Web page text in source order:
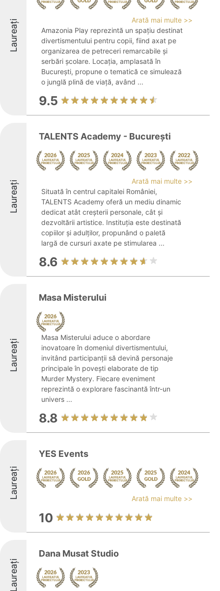
Laureați
Arată mai multe >>
Amazonia Play reprezintă un spațiu destinat
divertismentului pentru copii, fiind axat pe
organizarea de petreceri remarcabile și
serbări școlare. Locația, amplasată în
București, propune o tematică ce simulează
o junglă plină de viață, având ...
9.5
Laureați
TALENTS Academy - București
Arată mai multe >>
Situată în centrul capitalei României,
TALENTS Academy oferă un mediu dinamic
dedicat atât creșterii personale, cât și
dezvoltării artistice. Instituția este destinată
copiilor și adulților, propunând o paletă
largă de cursuri axate pe stimularea ...
8.6
Laureați
Masa Misterului
Masa Misterului aduce o abordare
inovatoare în domeniul divertismentului,
invitând participanții să devină personaje
principale în povești elaborate de tip
Murder Mystery. Fiecare eveniment
reprezintă o explorare fascinantă într-un
univers ...
8.8
Laureați
YES Events
Arată mai multe >>
10
Laureați
Dana Musat Studio